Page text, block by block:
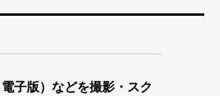
子版）などを撮影・スク